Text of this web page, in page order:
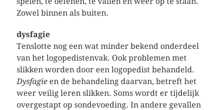
Zowel binnen als buiten.
dysfagie
Tenslotte nog een wat minder bekend onderdeel
van het logopedistenvak. Ook problemen met
slikken worden door een logopedist behandeld.
Dysfagieen de behandeling daarvan, betreft het
weer veilig leren slikken. Soms wordt er tijdelijk
overgestapt op sondevoeding. In andere gevallen